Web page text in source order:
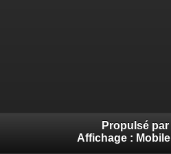
Propulsé par
Affichage : Mobile